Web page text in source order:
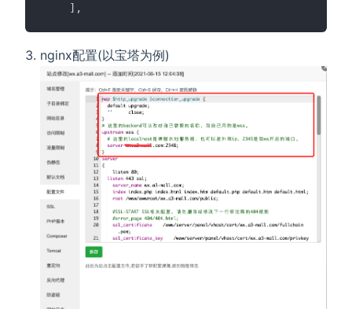
] ,
nginx配置(以宝塔为例)